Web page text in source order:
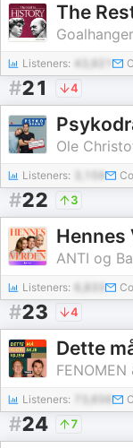
The
Goalhanger
Listeners:
#21 4
Ole
Listeners:
#22 3
Hennes
ANTI og
Listeners:
#23 4
Dette
FENOMEN
Listeners:
#24 7